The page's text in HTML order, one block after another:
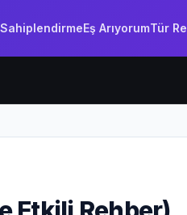
SahiplendirmeEş ArıyorumTür